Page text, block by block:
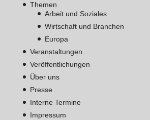
Themen
Arbeit und Soziales
Wirtschaft und Branchen
Europa
Veranstaltungen
Veröffentlichungen
Über uns
Presse
Interne Termine
Impressum